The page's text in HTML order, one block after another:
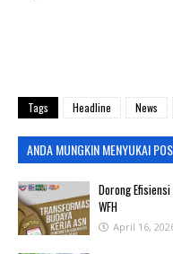
Tags Headline News
ANDA MUNGKIN MENYUKAI
‎Dorong
WFH ‎
April 16,